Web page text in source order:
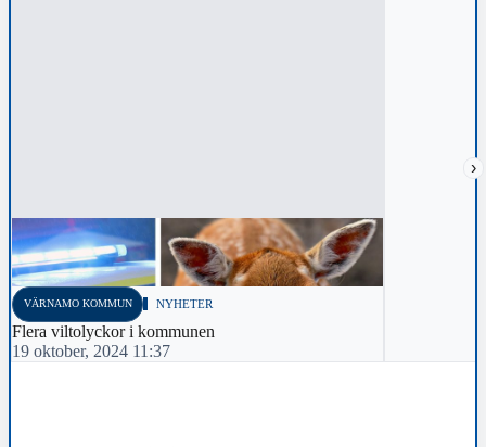
›
VÄRNAMO KOMMUN NYHETER
Flera viltolyckor i kommunen
19 oktober, 2024 11:37